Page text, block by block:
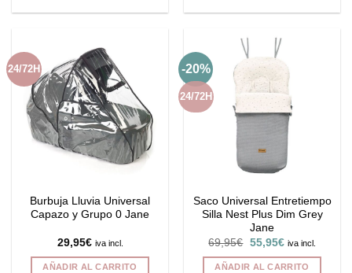
24/72H
Burbuja Lluvia Universal
Capazo y Grupo 0 Jane
29,95€ iva incl.
AÑADIR AL CARRITO
-20%
24/72H
Saco Universal Entretiempo
Silla Nest Plus Dim Grey
Jane
69,95€ El
original
55,95€El
actual
iva incl.
AÑADIR AL CARRITO